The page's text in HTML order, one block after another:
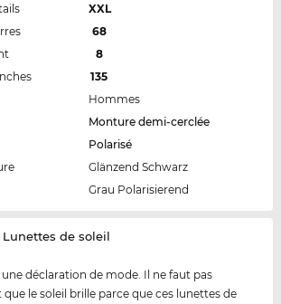
XXL
68
8
135
Hommes
Monture demi-cerclée
Polarisé
Glänzend Schwarz
Grau Polarisierend
Lunettes de soleil
une déclaration de mode. Il ne faut pas
le soleil brille parce que ces lunettes de